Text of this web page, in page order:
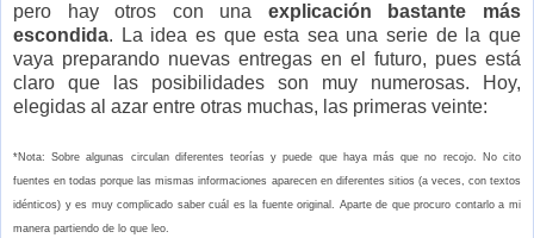
pero hay otros con una explicación bastante más
escondida. La idea es que esta sea una serie de la que
vaya preparando nuevas entregas en el futuro, pues está
claro que las posibilidades son muy numerosas. Hoy,
elegidas al azar entre otras muchas, las primeras veinte:
*Nota: Sobre algunas circulan diferentes teorías y puede que haya más que no recojo. No cito
fuentes en todas porque las mismas informaciones aparecen en diferentes sitios (a veces, con textos
idénticos) y es muy complicado saber cuál es la fuente original. Aparte de que procuro contarlo a mi
manera partiendo de lo que leo.